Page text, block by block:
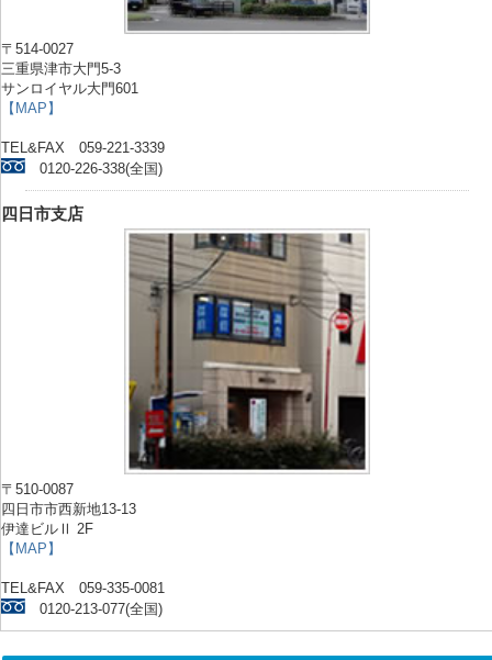
〒514-0027
三重県津市大門5-3
サンロイヤル大門601
【MAP】
TEL&FAX 059-221-3339
0120-226-338(全国)
四日市支店
〒510-0087
四日市市西新地13-13
伊達ビルⅡ 2F
【MAP】
TEL&FAX 059-335-0081
0120-213-077(全国)